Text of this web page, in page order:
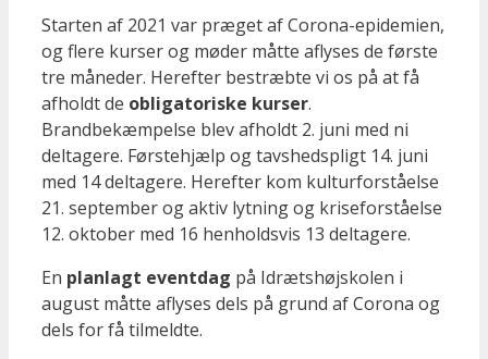
Starten af 2021 var præget af Corona-epidemien,
og flere kurser og møder måtte aflyses de første
tre måneder. Herefter bestræbte vi os på at få
afholdt de obligatoriske kurser.
Brandbekæmpelse blev afholdt 2. juni med ni
deltagere. Førstehjælp og tavshedspligt 14. juni
med 14 deltagere. Herefter kom kulturforståelse
21. september og aktiv lytning og kriseforståelse
12. oktober med 16 henholdsvis 13 deltagere.
En planlagt eventdag på Idrætshøjskolen i
august måtte aflyses dels på grund af Corona og
dels for få tilmeldte.